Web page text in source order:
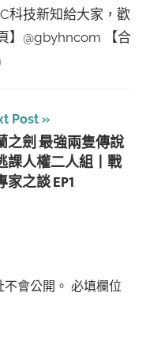
科技新知給大家，歡
】@gbyhncom 【合
Post
之劍 最強兩隻傳說
課人權二人組丨戰
家之談 EP1
會公開。 必填欄位